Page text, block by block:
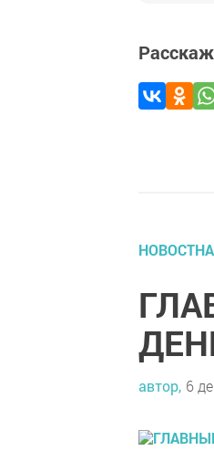
автор, 6